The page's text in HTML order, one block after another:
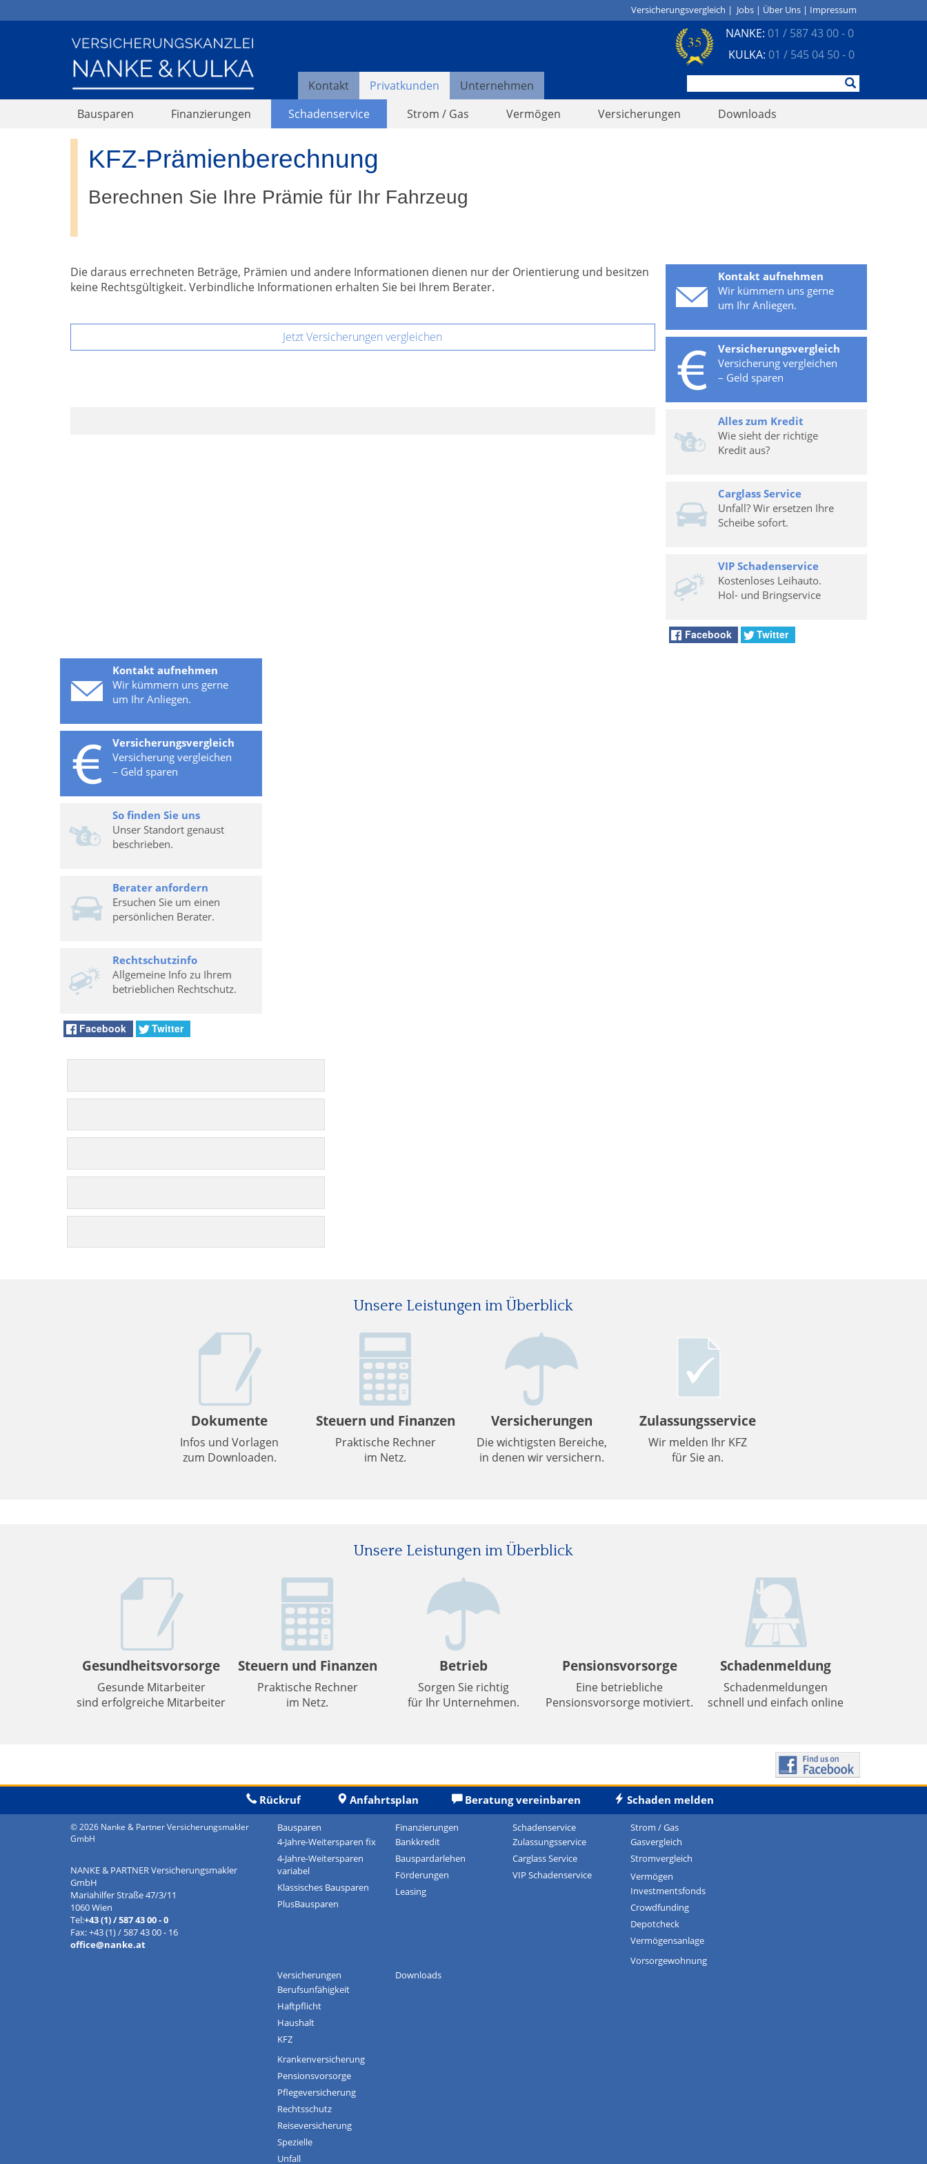
Versicherungsvergleich | Jobs | Über Uns | Impressum
NANKE: 01 / 587 43 00 - 0
KULKA: 01 / 545 04 50 - 0
Kontakt Privatkunden
Unternehmen
Bausparen
Finanzierungen Schadenservice Strom / Gas Vermögen Versicherungen Downloads
KFZ-Prämienberechnung
Berechnen Sie Ihre Prämie für Ihr Fahrzeug
Die daraus errechneten Beträge, Prämien und andere Informationen dienen nur der Orientierung und besitzen
keine Rechtsgültigkeit. Verbindliche Informationen erhalten Sie bei Ihrem Berater.
Jetzt Versicherungen vergleichen
Kontakt aufnehmen
Wir kümmern uns gerne
um Ihr Anliegen.
Versicherungsvergleich
Versicherung vergleichen
– Geld sparen
Alles zum Kredit
Wie sieht der richtige
Kredit aus?
Carglass Service
Unfall? Wir ersetzen Ihre
Scheibe sofort.
VIP Schadenservice
Kostenloses Leihauto.
Hol- und Bringservice
Facebook Twitter
Kontakt aufnehmen
Wir kümmern uns gerne
um Ihr Anliegen.
Versicherungsvergleich
Versicherung vergleichen
– Geld sparen
So finden Sie uns
Unser Standort genaust
beschrieben.
Berater anfordern
Ersuchen Sie um einen
persönlichen Berater.
Rechtschutzinfo
Allgemeine Info zu Ihrem
betrieblichen Rechtschutz.
Facebook Twitter
Unsere Leistungen im Überblick
Dokumente
Infos und Vorlagen
zum Downloaden.
Steuern und Finanzen
Praktische Rechner
im Netz.
Versicherungen
Die wichtigsten Bereiche,
in denen wir versichern.
Zulassungsservice
Wir melden Ihr KFZ
für Sie an.
Unsere Leistungen im Überblick
Gesundheitsvorsorge
Gesunde Mitarbeiter
sind erfolgreiche Mitarbeiter
Steuern und Finanzen
Praktische Rechner
im Netz.
Betrieb
Sorgen Sie richtig
für Ihr Unternehmen.
Pensionsvorsorge
Eine betriebliche
Pensionsvorsorge motiviert.
Schadenmeldung
Schadenmeldungen
schnell und einfach online
Rückruf Anfahrtsplan Beratung vereinbaren Schaden melden
© 2026 Nanke & Partner Versicherungsmakler
GmbH
NANKE & PARTNER Versicherungsmakler
GmbH
Mariahilfer Straße 47/3/11
1060 Wien
Tel:+43 (1) / 587 43 00 - 0
Fax: +43 (1) / 587 43 00 - 16
office@nanke.at
Bausparen
4-Jahre-Weitersparen fix
4-Jahre-Weitersparen
variabel
Klassisches Bausparen
PlusBausparen
Finanzierungen
Bankkredit
Bauspardarlehen
Förderungen
Leasing
Schadenservice
Zulassungsservice
Carglass Service
VIP Schadenservice
Strom / Gas
Gasvergleich
Stromvergleich
Vermögen
Investmentsfonds
Crowdfunding
Depotcheck
Vermögensanlage
Vorsorgewohnung
Versicherungen
Berufsunfähigkeit
Haftpflicht
Haushalt
KFZ
Krankenversicherung
Pensionsvorsorge
Pflegeversicherung
Rechtsschutz
Reiseversicherung
Spezielle
Unfall
Downloads